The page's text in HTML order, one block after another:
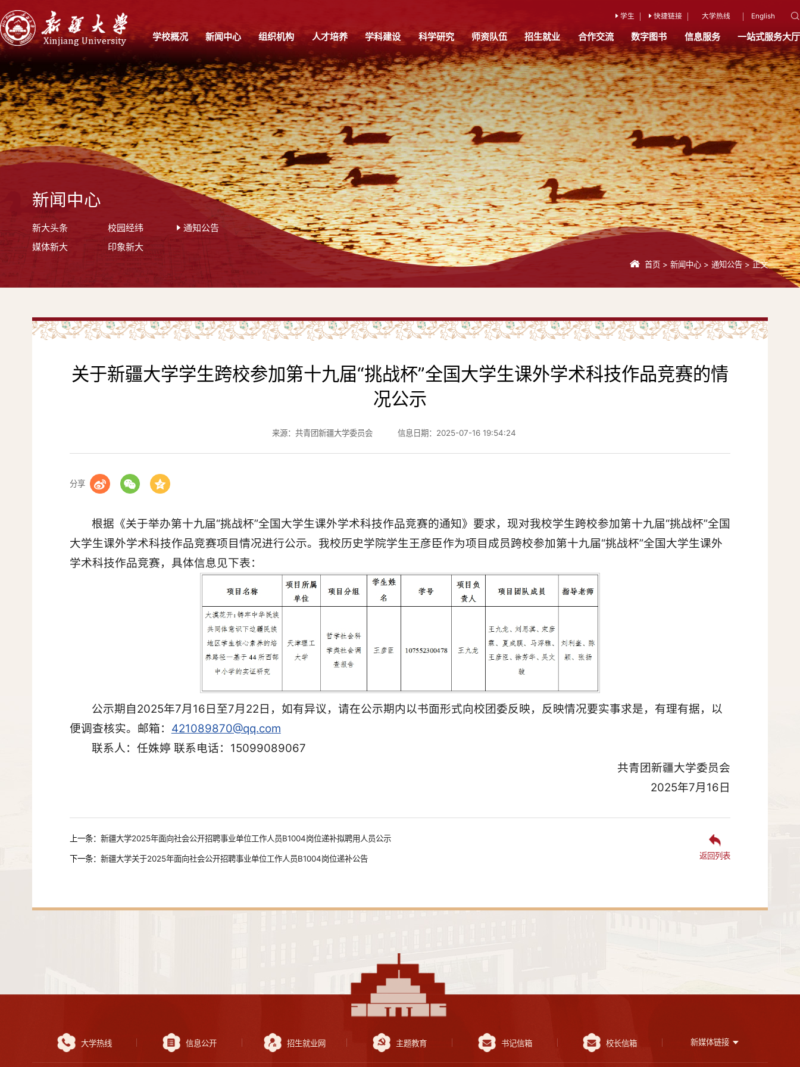
学生 快捷链接 大学热线 English
学校概况 新闻中心 组织机构 人才培养 学科建设 科学研究 师资队伍 招生就业 合作交流 数字图书 信息服务 一站式服务大厅
首页 >新闻中心 >通知公告 > 正文
新闻中心
新大头条 校园经纬
通知公告
媒体新大
印象新大
关于新疆大学学生跨校参加第十九届“挑战杯”全国大学生课外学术科技作品竞赛的情
况公示
来源：共青团新疆大学委员会 信息日期：2025-07-16 19:54:24
分享
根据《关于举办第十九届“挑战杯”全国大学生课外学术科技作品竞赛的通知》要求，现对我校学生跨校参加第十九届“挑战杯”全国
大学生课外学术科技作品竞赛项目情况进行公示。我校历史学院学生王彦臣作为项目成员跨校参加第十九届“挑战杯”全国大学生课外
学术科技作品竞赛，具体信息见下表：
公示期自2025年7月16日至7月22日，如有异议，请在公示期内以书面形式向校团委反映，反映情况要实事求是，有理有据，以
便调查核实。邮箱： 421089870@qq.com
联系人：任姝婷 联系电话：15099089067
共青团新疆大学委员会
2025年7月16日
上一条： 新疆大学2025年面向社会公开招聘事业单位工作人员B1004岗位递补拟聘用人员公示
下一条： 新疆大学关于2025年面向社会公开招聘事业单位工作人员B1004岗位递补公告 返回列表
大学热线 信息公开 招生就业网 主题教育 书记信箱 校长信箱 新媒体链接